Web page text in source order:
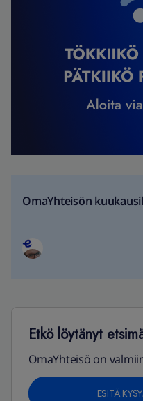
OmaYhteisön
Etkö löytänyt
OmaYhteisö on
ESITÄ